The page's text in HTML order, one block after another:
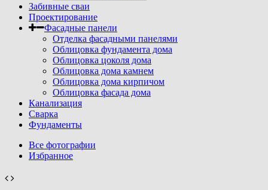
Забивные сваи
Проектирование
Фасадные панели
Отделка фасадными панелями
Облицовка фундамента дома
Облицовка цоколя дома
Облицовка дома камнем
Облицовка дома кирпичом
Облицовка фасада дома
Канализация
Сварка
Фундаменты
Все фотографии
Избранное